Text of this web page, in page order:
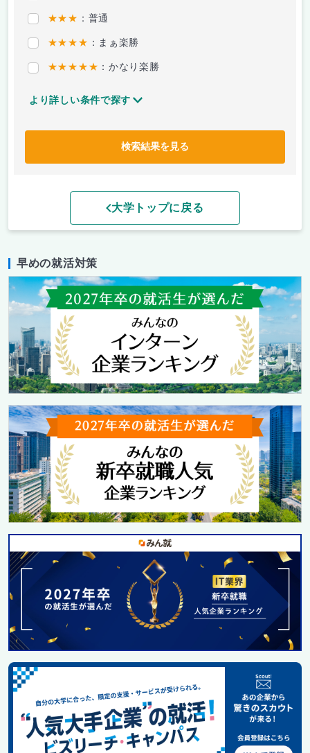
★★★ ：普通
★★★★ ：まぁ楽勝
★★★★★ ：かなり楽勝
より詳しい条件で探す
検索結果を見る
大学トップに戻る
早めの就活対策